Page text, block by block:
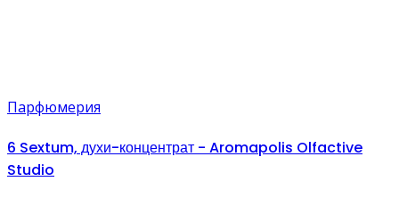
Парфюмерия
6 Sextum, духи-концентрат - Aromapolis Olfactive
Studio